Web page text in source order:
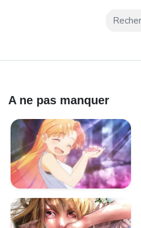
A ne pas manquer